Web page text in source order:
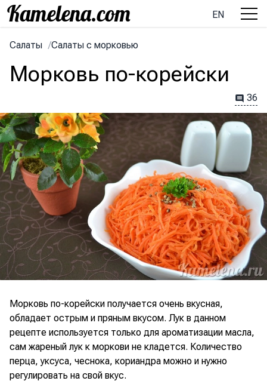
EN
Салаты /Салаты с морковью
Морковь по-корейски
36
Морковь по-корейски получается очень вкусная,
обладает острым и пряным вкусом. Лук в данном
рецепте используется только для ароматизации масла,
сам жареный лук к моркови не кладется. Количество
перца, уксуса, чеснока, кориандра можно и нужно
регулировать на свой вкус.